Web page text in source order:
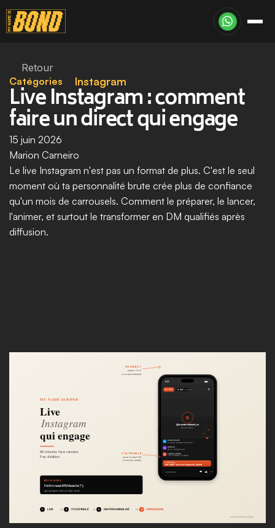
Retour
Catégories
Instagram
Live Instagram : comment
faire un direct qui engage
15 juin 2026
Marion Carneiro
Le live Instagram n'est pas un format de plus. C'est le seul
moment où ta personnalité brute crée plus de confiance
qu'un mois de carrousels. Comment le préparer, le lancer,
l'animer, et surtout le transformer en DM qualifiés après
diffusion.